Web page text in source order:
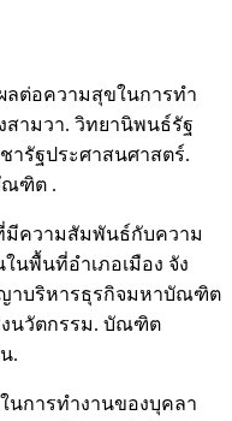
ลต่อความสุขในการทํา
สามวา. วิทยานิพนธ์รัฐ
รัฐประศาสนศาสตร์.
ณฑิต .
มีความสัมพันธ์กับความ
นพื้นที่อำเภอเมือง จัง
าบริหารธุรกิจมหาบัณฑิต
งนวัตกรรม. บัณฑิต
.
นการทํางานของบุคลา